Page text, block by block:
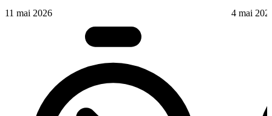
11 mai 2026 4 mai